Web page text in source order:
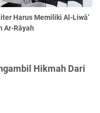
Harus Memiliki Al-Liwâ’
Ar-Râyah
Hikmah Dari